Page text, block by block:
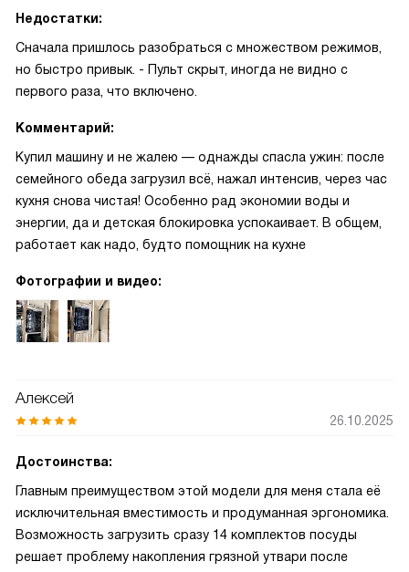
Недостатки:
Сначала пришлось разобраться с множеством режимов,
но быстро привык. - Пульт скрыт, иногда не видно с
первого раза, что включено.
Комментарий:
Купил машину и не жалею — однажды спасла ужин: после
семейного обеда загрузил всё, нажал интенсив, через час
кухня снова чистая! Особенно рад экономии воды и
энергии, да и детская блокировка успокаивает. В общем,
работает как надо, будто помощник на кухне
Фотографии и видео:
Алексей
26.10.2025
Достоинства:
Главным преимуществом этой модели для меня стала её
исключительная вместимость и продуманная эргономика.
Возможность загрузить сразу 14 комплектов посуды
решает проблему накопления грязной утвари после